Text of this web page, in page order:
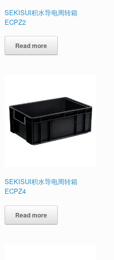
SEKISUI积水导电周转箱
ECPZ2
Read more
SEKISUI积水导电周转箱
ECPZ4
Read more